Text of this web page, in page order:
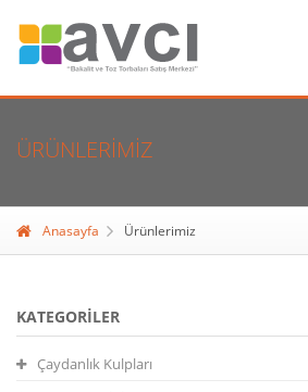
ÜRÜNLERIMIZ
Anasayfa Ürünlerimiz
KATEGORILER
Çaydanlık Kulpları